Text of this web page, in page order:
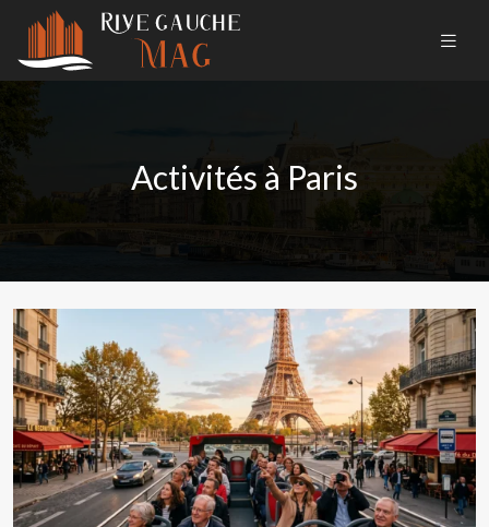
Activités à Paris